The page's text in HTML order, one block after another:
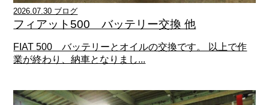
2026.07.30 ブログ
フィアット500 バッテリー交換 他
FIAT 500 バッテリーとオイルの交換です。 以上で作
業が終わり、納車となりまし...